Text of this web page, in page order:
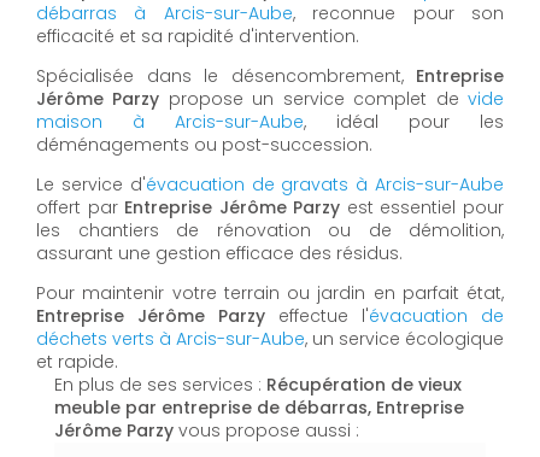
débarras à Arcis-sur-Aube, reconnue pour son
efficacité et sa rapidité d'intervention.
Spécialisée dans le désencombrement, Entreprise
Jérôme Parzy propose un service complet devide
maison à Arcis-sur-Aube, idéal pour les
déménagements ou post-succession.
Le service d'évacuation de gravats à Arcis-sur-Aube
offert par Entreprise Jérôme Parzy est essentiel pour
les chantiers de rénovation ou de démolition,
assurant une gestion efficace des résidus.
Pour maintenir votre terrain ou jardin en parfait état,
Entreprise Jérôme Parzy effectue l'évacuation de
déchets verts à Arcis-sur-Aube, un service écologique
et rapide.
En plus de ses services : Récupération de vieux
meuble par entreprise de débarras, Entreprise
Jérôme Parzy vous propose aussi :